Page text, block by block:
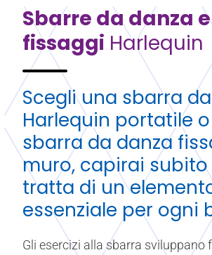
Sbarre da danza e
fissaggi Harlequin
Scegli una sbarra
Harlequin portatile
sbarra da danza
muro, capirai subito
tratta di un
essenziale per ogni
Gli esercizi alla sbarra sviluppano